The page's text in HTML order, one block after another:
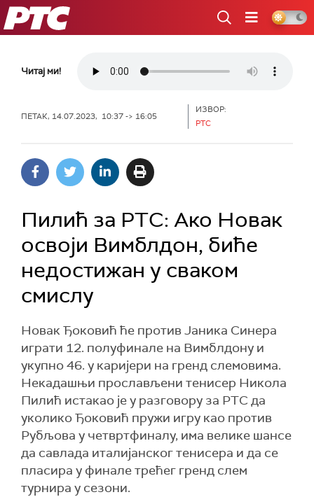
РТС
Читај ми!
ПЕТАК, 14.07.2023, 10:37 -> 16:05
ИЗВОР:
РТС
Пилић за РТС: Ако Новак
освоји Вимблдон, биће
недостижан у сваком
смислу
Новак Ђоковић ће против Јаника Синера
играти 12. полуфинале на Вимблдону и
укупно 46. у каријери на гренд слемовима.
Некадашњи прослављени тенисер Никола
Пилић истакао је у разговору за РТС да
уколико Ђоковић пружи игру као против
Рубљова у четвртфиналу, има велике шансе
да савлада италијанског тенисера и да се
пласира у финале трећег гренд слем
турнира у сезони.